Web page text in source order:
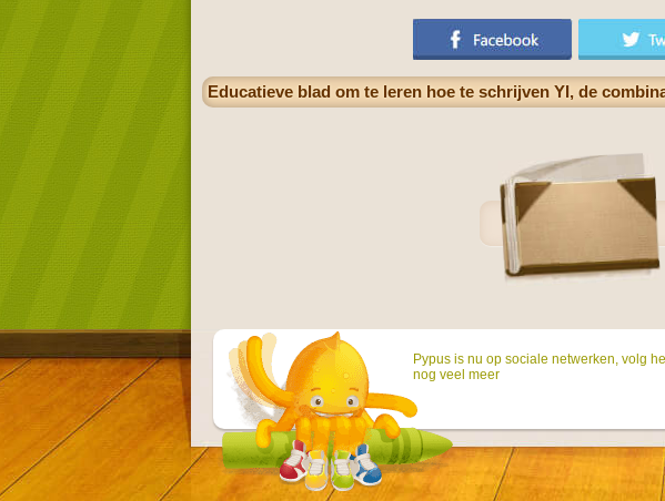
Educatieve blad om te leren hoe te schrijven YI, de
Pypus is nu op sociale netwerken, volg
nog veel meer